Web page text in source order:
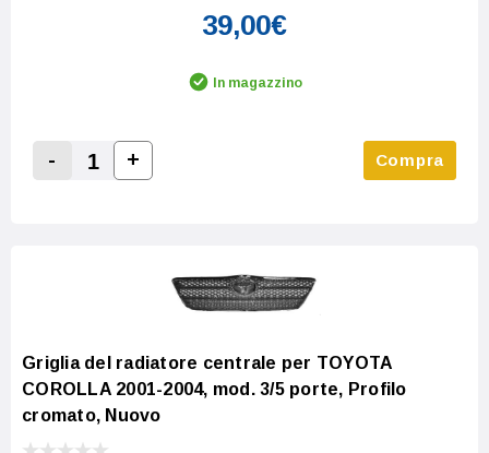
39,00€
In magazzino
Decrease Quantity:
-
Increase Quantity:
+ Compra
Griglia del radiatore centrale per TOYOTA
COROLLA 2001-2004, mod. 3/5 porte, Profilo
cromato, Nuovo